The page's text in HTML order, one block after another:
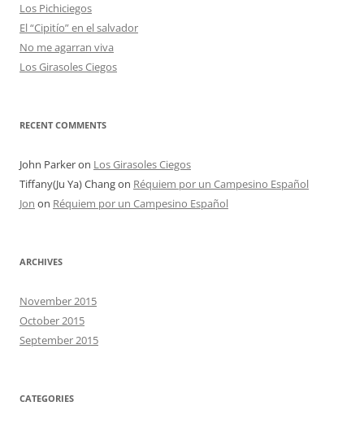
Los Pichiciegos
El “Cipitío” en el salvador
No me agarran viva
Los Girasoles Ciegos
RECENT COMMENTS
John Parkeron Los Girasoles Ciegos
Tiffany(Ju Ya) Changon Réquiem por un Campesino Español
Jon on Réquiem por un Campesino Español
ARCHIVES
November 2015
October 2015
September 2015
CATEGORIES